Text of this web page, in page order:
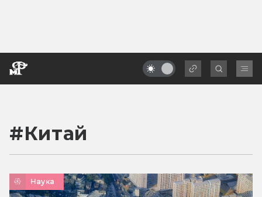
#Китай
Наука